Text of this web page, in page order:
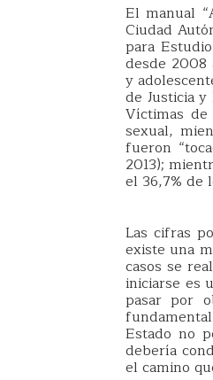
El manual
Ciudad
para
desde 2008
y
de Justicia
Víctimas
sexual,
fueron
2013);
el 36,7% de
Las cifras
existe una
casos se
iniciarse es
pasar por
Estado no
debería
el camino